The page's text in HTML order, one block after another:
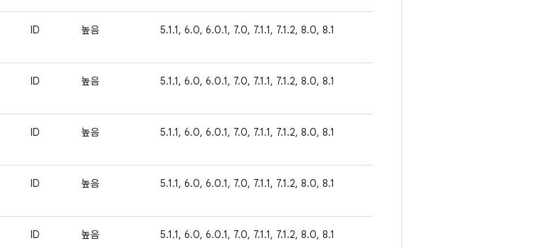
ID 높음 5.1.1, 6.0, 6.0.1, 7.0, 7.1.1, 7.1.2, 8.0, 8.1
ID 높음 5.1.1, 6.0, 6.0.1, 7.0, 7.1.1, 7.1.2, 8.0, 8.1
ID 높음 5.1.1, 6.0, 6.0.1, 7.0, 7.1.1, 7.1.2, 8.0, 8.1
ID 높음 5.1.1, 6.0, 6.0.1, 7.0, 7.1.1, 7.1.2, 8.0, 8.1
ID 높음 5.1.1, 6.0, 6.0.1, 7.0, 7.1.1, 7.1.2, 8.0, 8.1